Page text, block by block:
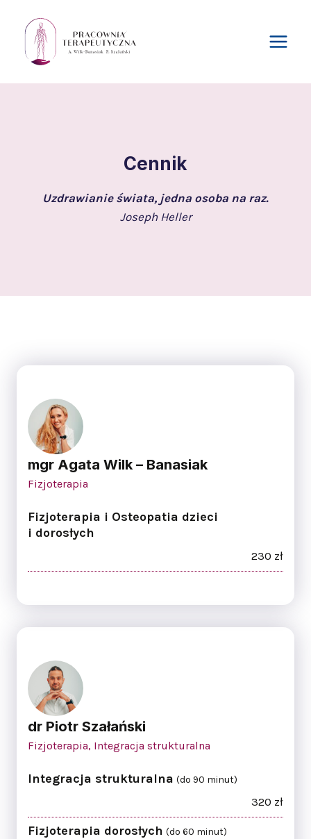
Cennik
Uzdrawianie świata, jedna osoba na raz.
Joseph Heller
mgr Agata Wilk – Banasiak
Fizjoterapia
Fizjoterapia i Osteopatia dzieci
i dorosłych
230 zł
dr Piotr Szałański
Fizjoterapia, Integracja strukturalna
Integracja strukturalna (do 90 minut)
320 zł
Fizjoterapia dorosłych (do 60 minut)